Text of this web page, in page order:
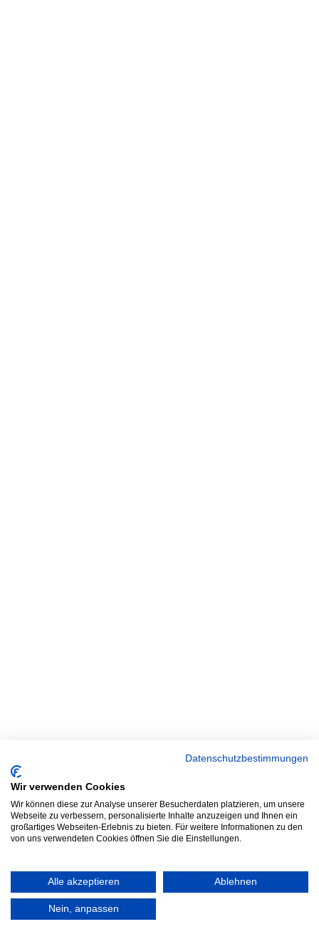
Datenschutzbestimmungen
Wir verwenden Cookies
Wir können diese zur Analyse unserer Besucherdaten platzieren, um unsere
Webseite zu verbessern, personalisierte Inhalte anzuzeigen und Ihnen ein
großartiges Webseiten-Erlebnis zu bieten. Für weitere Informationen zu den
von uns verwendeten Cookies öffnen Sie die Einstellungen.
Alle akzeptieren Ablehnen
Nein, anpassen